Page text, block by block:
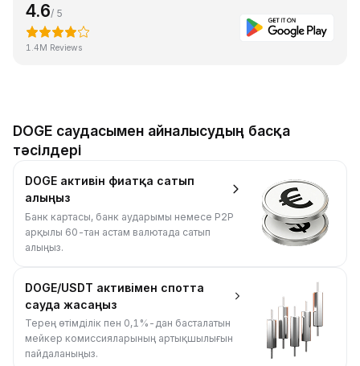
4.6/ 5
1.4M Reviews
DOGE саудасымен айналысудың басқа
тәсілдері
DOGE активін фиатқа сатып
алыңыз
Банк картасы, банк аударымы немесе P2P
арқылы 60-тан астам валютада сатып
алыңыз.
DOGE/USDT активімен спотта
сауда жасаңыз
Терең өтімділік пен 0,1%-дан басталатын
мейкер комиссияларының артықшылығын
пайдаланыңыз.